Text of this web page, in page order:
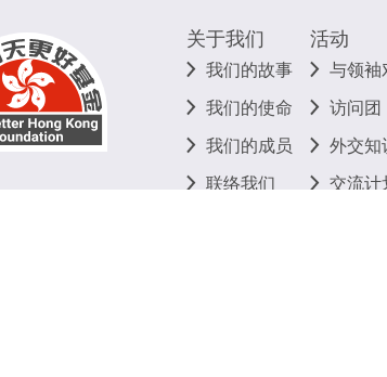
关于我们
我们的故事
我们的使命
我们的成员
联络我们
活动
与领袖
访问团
外交知
交流计